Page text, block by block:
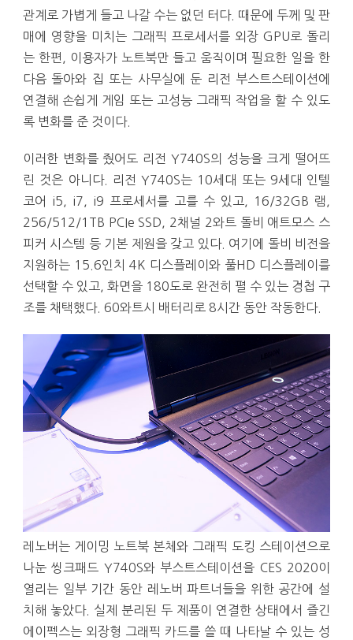
관계로 가볍게 들고 나갈 수는 없던 터다. 때문에 두께 및 판
매에 영향을 미치는 그래픽 프로세서를 외장 GPU로 돌리
는 한편, 이용자가 노트북만 들고 움직이며 필요한 일을 한
다음 돌아와 집 또는 사무실에 둔 리전 부스트스테이션에
연결해 손쉽게 게임 또는 고성능 그래픽 작업을 할 수 있도
록 변화를 준 것이다.
이러한 변화를 줬어도 리전 Y740S의 성능을 크게 떨어뜨
린 것은 아니다. 리전 Y740S는 10세대 또는 9세대 인텔
코어 i5, i7, i9 프로세서를 고를 수 있고, 16/32GB 램,
256/512/1TB PCIe SSD, 2채널 2와트 돌비 애트모스 스
피커 시스템 등 기본 제원을 갖고 있다. 여기에 돌비 비전을
지원하는 15.6인치 4K 디스플레이와 풀HD 디스플레이를
선택할 수 있고, 화면을 180도로 완전히 펼 수 있는 경첩 구
조를 채택했다. 60와트시 배터리로 8시간 동안 작동한다.
레노버는 게이밍 노트북 본체와 그래픽 도킹 스테이션으로
나눈 씽크패드 Y740S와 부스트스테이션을 CES 2020이
열리는 일부 기간 동안 레노버 파트너들을 위한 공간에 설
치해 놓았다. 실제 분리된 두 제품이 연결한 상태에서 즐긴
에이펙스는 외장형 그래픽 카드를 쓸 때 나타날 수 있는 성